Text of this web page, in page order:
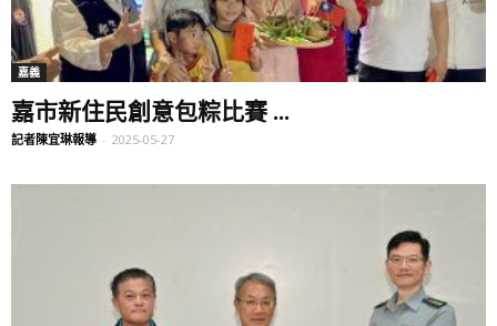
嘉義
嘉市新住民創意包粽比賽 ...
記者陳宜琳報導 - 2025-05-27